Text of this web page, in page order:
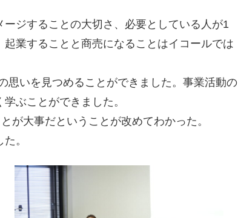
ジすることの大切さ、必要としている人が1
業することと商売になることはイコールでは
思いを見つめることができました。事業活動の
ぶことができました。
が大事だということが改めてわかった。
。